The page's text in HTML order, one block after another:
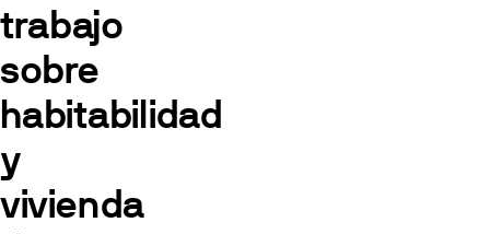
trabajo
sobre
habitabilidad
y
vivienda